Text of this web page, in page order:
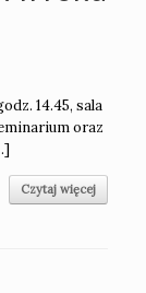
14.45, sala
oraz
Czytaj więcej